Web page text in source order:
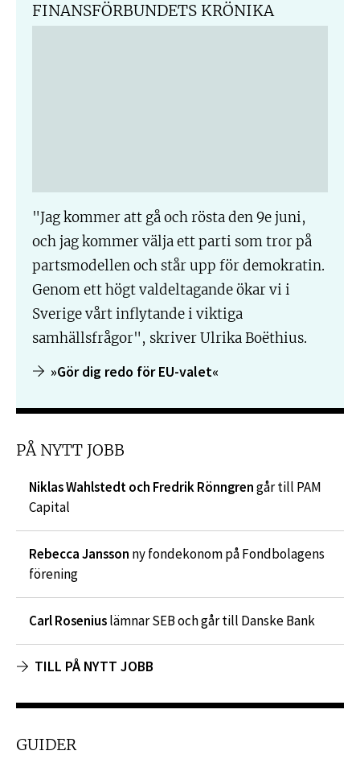
FINANSFÖRBUNDETS KRÖNIKA
"Jag kommer att gå och rösta den 9e juni,
och jag kommer välja ett parti som tror på
partsmodellen och står upp för demokratin.
Genom ett högt valdeltagande ökar vi i
Sverige vårt inflytande i viktiga
samhällsfrågor", skriver Ulrika Boëthius.
»Gör dig redo för EU-valet«
PÅ NYTT JOBB
Niklas Wahlstedt och Fredrik Rönngrengår till PAM
Capital
Rebecca Jansson ny fondekonom på Fondbolagens
förening
Carl Roseniuslämnar SEB och går till Danske Bank
TILL PÅ NYTT JOBB
GUIDER